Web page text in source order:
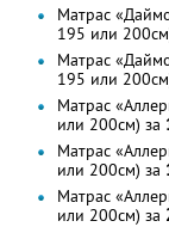
Матрас
195 или
Матрас
195 или
Матрас
или 200см) за
Матрас
или 200см) за
Матрас
или 200см) за